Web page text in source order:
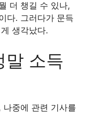
더 챙길 수 있나,
다. 그러다가 문득
생각났다.
말 소득
중에 관련 기사를